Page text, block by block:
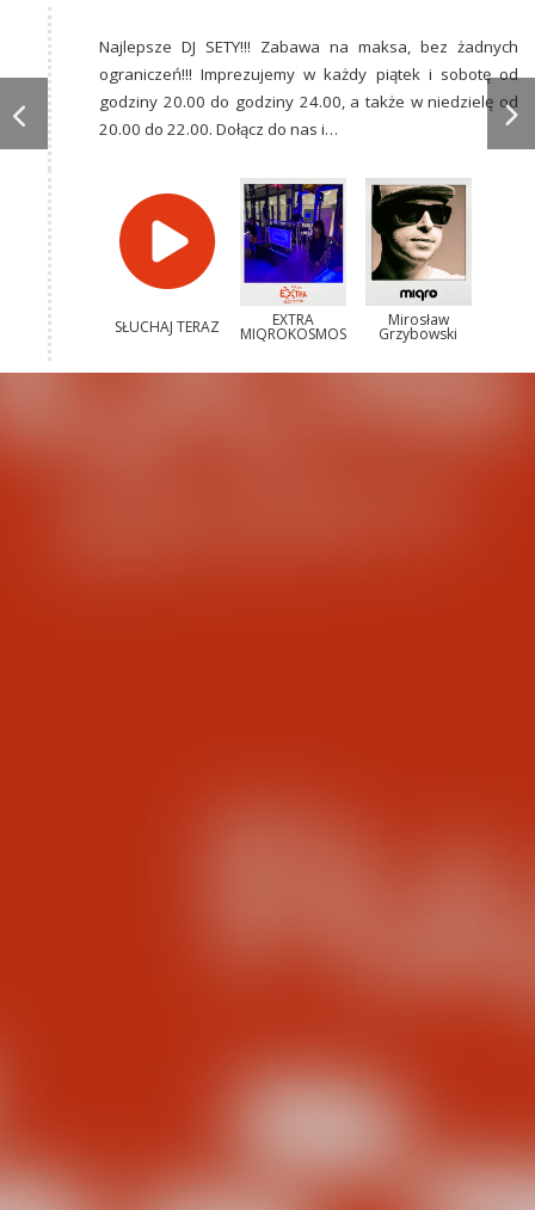
Najlepsze DJ SETY!!! Zabawa na maksa, bez żadnych
ograniczeń!!! Imprezujemy w każdy piątek i sobotę od
godziny 20.00 do godziny 24.00, a także w niedzielę od
20.00 do 22.00. Dołącz do nas i…
SŁUCHAJ TERAZ EXTRA
MIQROKOSMOS
Mirosław
Grzybowski